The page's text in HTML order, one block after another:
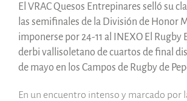
El VRAC Quesos Entrepinares selló su
las semifinales de la División de Honor
imponerse por 24-11 al INEXO El Rugby
derbi vallisoletano de cuartos de final
de mayo en los Campos de Rugby de
En un encuentro intenso y marcado por